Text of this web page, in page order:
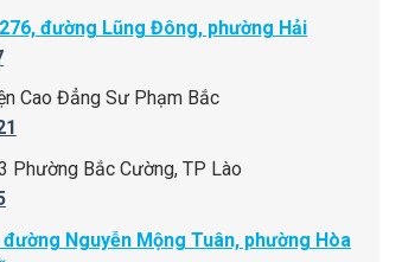
đường Lũng Đông, phường Hải
Cao Đẳng Sư Phạm Bắc
Phường Bắc Cường, TP Lào
Nguyễn Mộng Tuân, phường Hòa